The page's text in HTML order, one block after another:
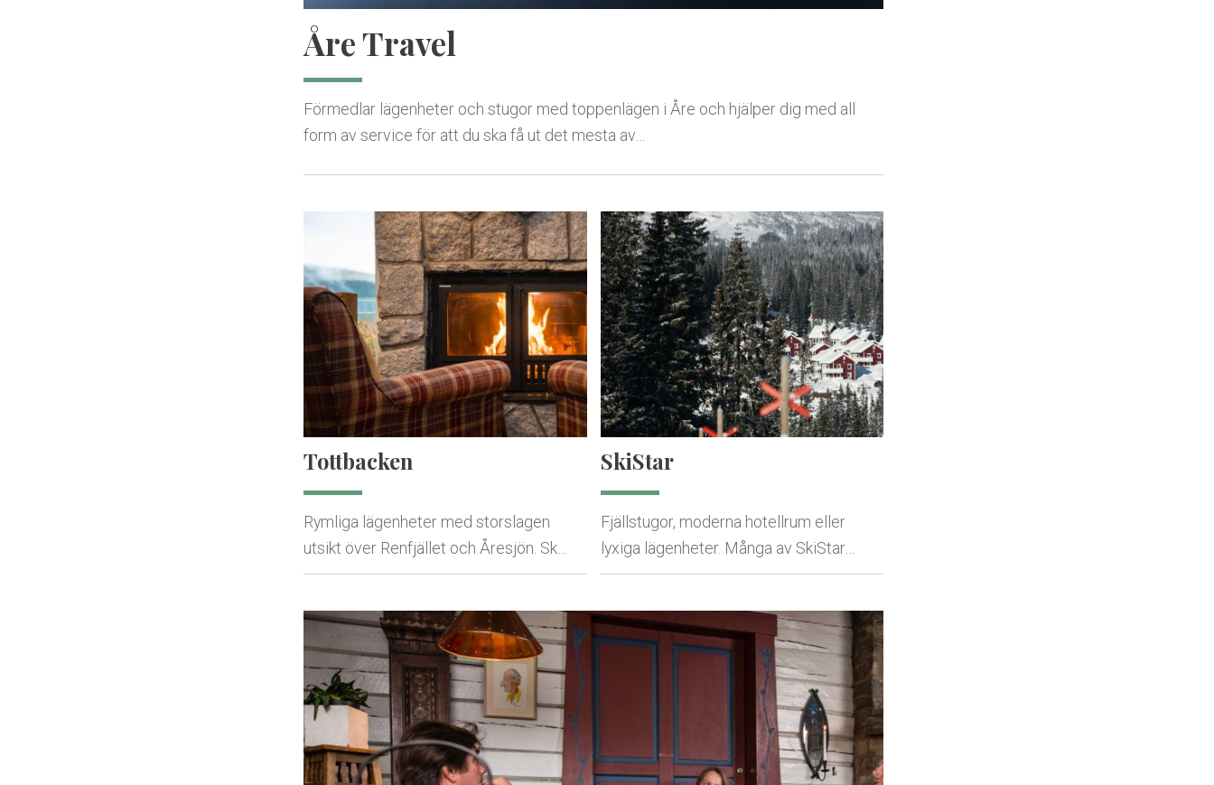
Åre Travel
Förmedlar lägenheter och stugor med toppenlägen i Åre och hjälper dig med all
form av service för att du ska få ut det mesta av…
Tottbacken
Rymliga lägenheter med storslagen
utsikt över Renfjället och Åresjön. Sk…
SkiStar
Fjällstugor, moderna hotellrum eller
lyxiga lägenheter. Många av SkiStar…